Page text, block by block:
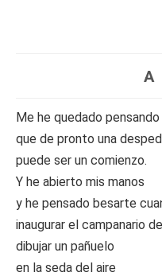
A
Me he quedado pensando
que de pronto una
puede ser un comienzo.
Y he abierto mis manos
y he pensado besarte
inaugurar el campanario
dibujar un pañuelo
en la seda del aire